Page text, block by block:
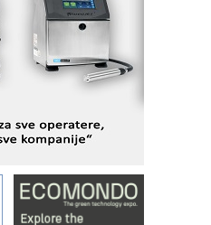
preciznosti u
dozirnim
koje
– japanska
fluida